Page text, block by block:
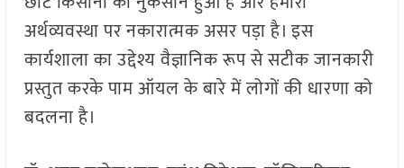
अर्थव्यवस्था पर नकारात्मक असर पड़ा है। इस
कार्यशाला का उद्देश्य वैज्ञानिक रूप से सटीक जानकारी
प्रस्तुत करके पाम ऑयल के बारे में लोगों की धारणा को
बदलना है।